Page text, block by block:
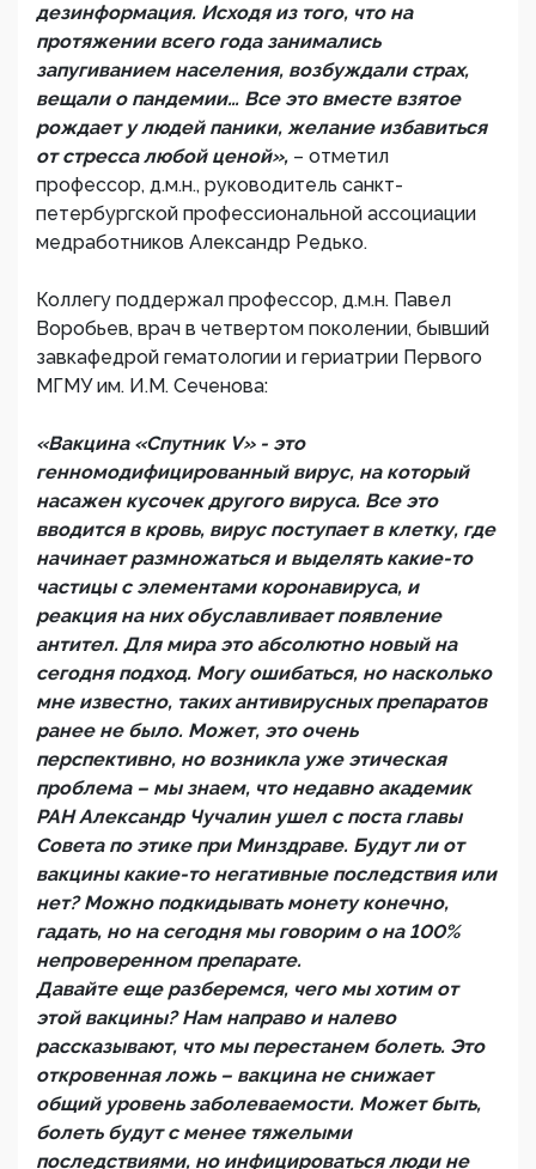
дезинформация. Исходя из того, что на
протяжении всего года занимались
запугиванием населения, возбуждали страх,
вещали о пандемии… Все это вместе взятое
рождает у людей паники, желание избавиться
от стресса любой ценой», – отметил
профессор, д.м.н., руководитель санкт-
петербургской профессиональной ассоциации
медработников Александр Редько.
Коллегу поддержал профессор, д.м.н. Павел
Воробьев, врач в четвертом поколении, бывший
завкафедрой гематологии и гериатрии Первого
МГМУ им. И.М. Сеченова:
«Вакцина «Спутник V» - это
генномодифицированный вирус, на который
насажен кусочек другого вируса. Все это
вводится в кровь, вирус поступает в клетку, где
начинает размножаться и выделять какие-то
частицы с элементами коронавируса, и
реакция на них обуславливает появление
антител. Для мира это абсолютно новый на
сегодня подход. Могу ошибаться, но насколько
мне известно, таких антивирусных препаратов
ранее не было. Может, это очень
перспективно, но возникла уже этическая
проблема – мы знаем, что недавно академик
РАН Александр Чучалин ушел с поста главы
Совета по этике при Минздраве. Будут ли от
вакцины какие-то негативные последствия или
нет? Можно подкидывать монету конечно,
гадать, но на сегодня мы говорим о на 100%
непроверенном препарате.
Давайте еще разберемся, чего мы хотим от
этой вакцины? Нам направо и налево
рассказывают, что мы перестанем болеть. Это
откровенная ложь – вакцина не снижает
общий уровень заболеваемости. Может быть,
болеть будут с менее тяжелыми
последствиями, но инфицироваться люди не